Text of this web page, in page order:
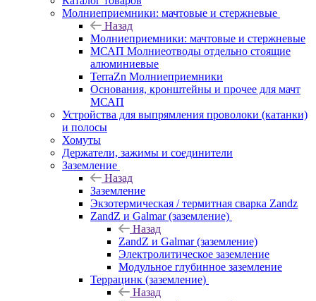
Молниеприемники: мачтовые и стержневые
Назад
Молниеприемники: мачтовые и стержневые
МСАП Молниеотводы отдельно стоящие
алюминиевые
TerraZn Молниеприемники
Основания, кронштейны и прочее для мачт
МСАП
Устройства для выпрямления проволоки (катанки)
и полосы
Хомуты
Держатели, зажимы и соединители
Заземление
Назад
Заземление
Экзотермическая / термитная сварка Zandz
ZandZ и Galmar (заземление)
Назад
ZandZ и Galmar (заземление)
Электролитическое заземление
Модульное глубинное заземление
Террацинк (заземление)
Назад